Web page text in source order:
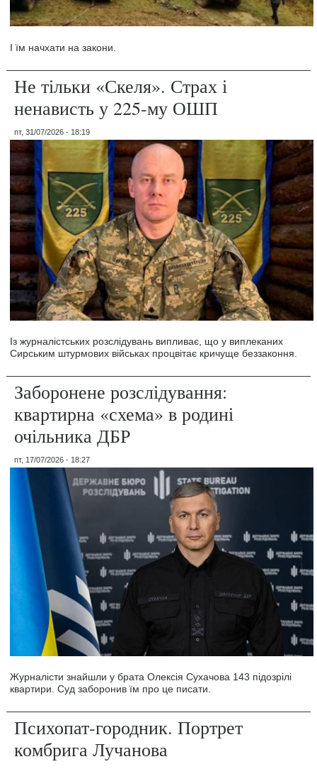
І їм начхати на закони.
Не тільки «Скеля». Страх і
ненависть у 225-му ОШП
пт, 31/07/2026 - 18:19
Із журналістських розслідувань випливає, що у виплеканих
Сирським штурмових військах процвітає кричуще беззаконня.
Заборонене розслідування:
квартирна «схема» в родині
очільника ДБР
пт, 17/07/2026 - 18:27
Журналісти знайшли у брата Олексія Сухачова 143 підозрілі
квартири. Суд заборонив їм про це писати.
Психопат-городник. Портрет
комбрига Лучанова